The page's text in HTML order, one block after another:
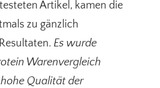
Artikel, kamen die
zu gänzlich
Es wurde
Warenvergleich
Qualität der